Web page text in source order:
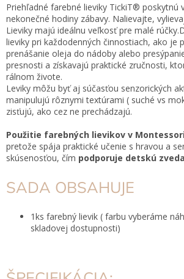
Priehľadné farebné lieviky TickiT® poskytnú
nekonečné hodiny zábavy. Nalievajte,
Lieviky majú ideálnu veľkosť pre malé
lieviky pri každodenných činnostiach, ako je
prenášanie oleja do nádoby alebo
presnosti a získavajú praktické zručnosti,
rálnom živote.
Leviky môžu byť aj súčasťou senzorických
manipulujú rôznymi textúrami ( suché vs
zisťujú, ako cez ne prechádzajú.
Použitie farebných lievikov v
pretože spája praktické učenie s hravou a
skúsenosťou, čím podporuje detskú
SADA OBSAHUJE
1ks farebný lievik ( farbu vyberáme
skladovej dostupnosti)